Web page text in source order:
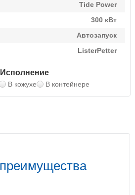
Tide Power
300 кВт
Автозапуск
ListerPetter
Исполнение
В кожухе В контейнере